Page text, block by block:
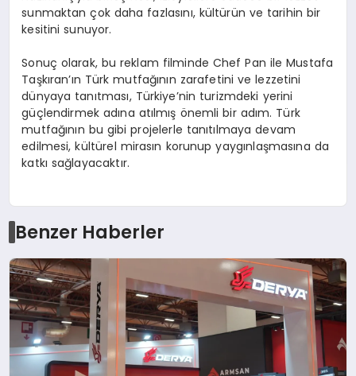
sunmaktan çok daha fazlasını, kültürün ve tarihin bir
kesitini sunuyor.
Sonuç olarak, bu reklam filminde Chef Pan ile Mustafa
Taşkıran’ın Türk mutfağının zarafetini ve lezzetini
dünyaya tanıtması, Türkiye’nin turizmdeki yerini
güçlendirmek adına atılmış önemli bir adım. Türk
mutfağının bu gibi projelerle tanıtılmaya devam
edilmesi, kültürel mirasın korunup yaygınlaşmasına da
katkı sağlayacaktır.
Benzer Haberler